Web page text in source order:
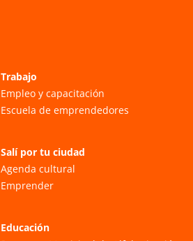
Trabajo
Empleo y capacitación
Escuela de emprendedores
Salí por tu ciudad
Agenda cultural
Emprender
Educación